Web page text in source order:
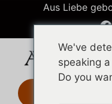
Aus Liebe
We've
speaking
Do you